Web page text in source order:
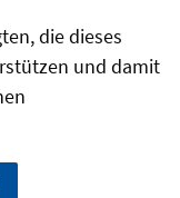
die dieses
und damit